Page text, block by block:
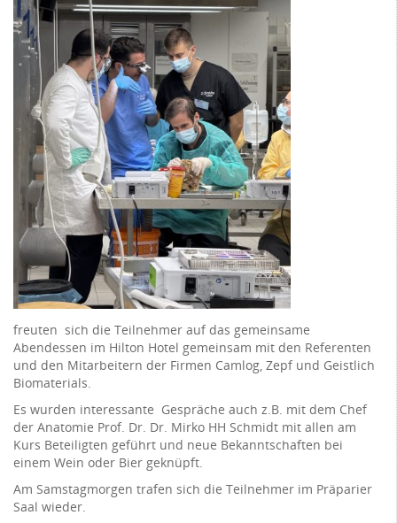
freuten sich die Teilnehmer auf das gemeinsame
Abendessen im Hilton Hotel gemeinsam mit den Referenten
und den Mitarbeitern der Firmen Camlog, Zepf und Geistlich
Biomaterials.
Es wurden interessante Gespräche auch z.B. mit dem Chef
der Anatomie Prof. Dr. Dr. Mirko HH Schmidt mit allen am
Kurs Beteiligten geführt und neue Bekanntschaften bei
einem Wein oder Bier geknüpft.
Am Samstagmorgen trafen sich die Teilnehmer im Präparier
Saal wieder.